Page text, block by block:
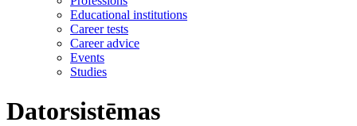
Educational institutions
Career tests
Career advice
Events
Studies
Datorsistēmas